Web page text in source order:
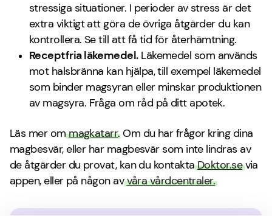
stressiga situationer. I perioder av stress är det
extra viktigt att göra de övriga åtgärder du kan
kontrollera. Se till att få tid för återhämtning.
Receptfria läkemedel.Läkemedel som används
mot halsbränna kan hjälpa, till exempel läkemedel
som binder magsyran eller minskar produktionen
av magsyra. Fråga om råd på ditt apotek.
Läs mer ommagkatarr. Om du har frågor kring dina
magbesvär, eller har magbesvär som inte lindras av
de åtgärder du provat, kan du kontaktaDoktor.sevia
appen, eller på någon avvåra vårdcentraler.